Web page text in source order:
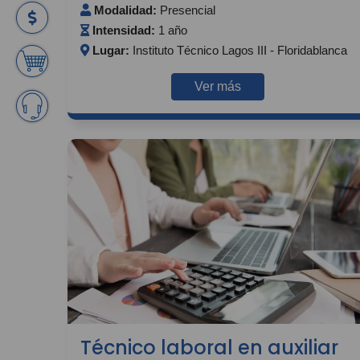
Modalidad: Presencial
Intensidad: 1 año
Lugar: Instituto Técnico Lagos III - Floridablanca
Ver más
Técnico laboral en auxiliar